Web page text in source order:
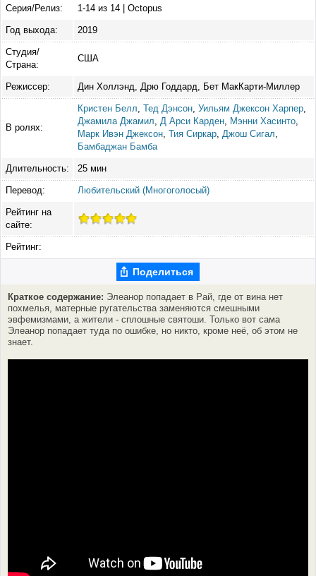
Серия/Релиз: 1-14 из 14 | Octopus
Год выхода: 2019
Студия/
Страна:
США
Режиссер: Дин Холлэнд, Дрю Годдард, Бет МакКарти-Миллер
В ролях:
Кристен Белл Тед Дэнсон Уильям Джексон Харпер
Джамила Джамил
Д Арси Карден Мэнни Хасинто
Марк Ивэн Джексон Тия Сиркар Джош Сигал
Бамбаджан Бамба
Длительность: 25 мин
Перевод: Любительский (Многоголосый)
Рейтинг на
сайте:
Рейтинг:
Поделиться
Краткое содержание: Элеанор попадает в Рай, где от вина нет
похмелья, матерные ругательства заменяются смешными
эвфемизмами, а жители - сплошные святоши. Только вот сама
Элеанор попадает туда по ошибке, но никто, кроме неё, об этом не
знает.